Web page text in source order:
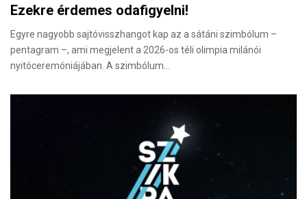
Ezekre érdemes odafigyelni!
Egyre nagyobb sajtóvisszhangot kap az a sátáni szimbólum –
pentagram –, ami megjelent a 2026-os téli olimpia milánói
nyitóceremóniájában. A szimbólum…